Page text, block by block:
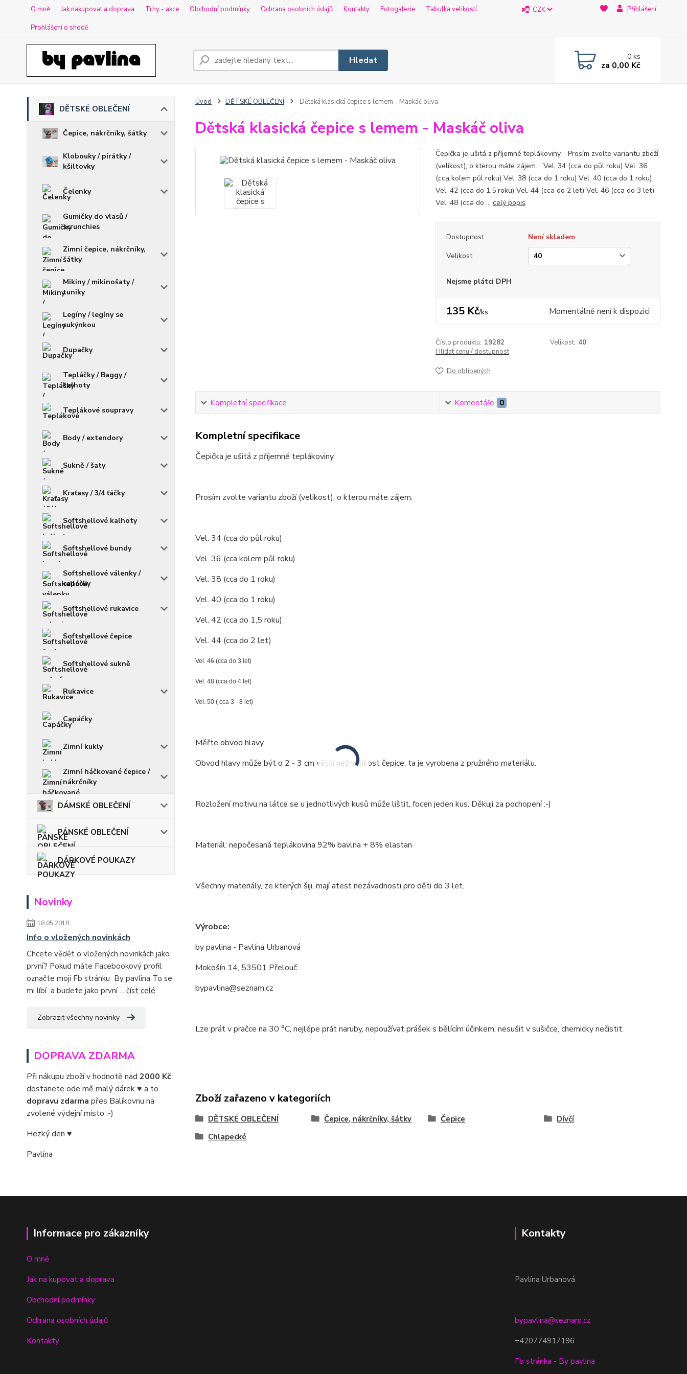
O mně Jak nakupovat a doprava Trhy - akce Obchodní podmínky Ochrana osobních údajů Kontakty Fotogalerie
Tabulka velikostí
Prohlášení o shodě
CZK Přihlášení
Hledat 0ks
za 0,00 Kč
DĚTSKÉ OBLEČENÍ
Čepice, nákrčníky, šátky
Klobouky / pirátky /
kšiltovky
Čelenky
Gumičky do vlasů /
scrunchies
Zimní čepice, nákrčníky,
šátky
Mikiny / mikinošaty /
tuniky
Legíny / legíny se
sukýnkou
Dupačky
Tepláčky / Baggy /
kalhoty
Teplákové soupravy
Body / extendory
Sukně / šaty
Kraťasy / 3/4 ťáčky
Softshellové kalhoty
Softshellové bundy
Softshellové válenky /
capáčky
Softshellové rukavice
Softshellové čepice
Softshellové sukně
Rukavice
Capáčky
Zimní kukly
Zimní háčkované čepice /
nákrčníky
DÁMSKÉ OBLEČENÍ
PÁNSKÉ OBLEČENÍ
DÁRKOVÉ POUKAZY
Novinky
18.05.2018
Info o vložených novinkách
Chcete vědět o vložených novinkách jako
první? Pokud máte Facebookový profil
označte moji Fb stránku By pavlina To se
mi líbí a budete jako první ... číst celé
Zobrazit všechny novinky
DOPRAVA ZDARMA
Při nákupu zboží v hodnotě nad 2000 Kč
dostanete ode mě malý dárek ♥ a to
dopravu zdarma přes Balíkovnu na
zvolené výdejní místo :-)
Hezký den ♥
Pavlína
Úvod DĚTSKÉ OBLEČENÍ Dětská klasická čepice s lemem - Maskáč oliva
Dětská klasická čepice s lemem - Maskáč oliva
Čepička je ušitá z příjemné teplákoviny. Prosím zvolte variantu zboží
(velikost), o kterou máte zájem. Vel. 34 (cca do půl roku) Vel. 36
(cca kolem půl roku) Vel. 38 (cca do 1 roku) Vel. 40 (cca do 1 roku)
Vel. 42 (cca do 1,5 roku) Vel. 44 (cca do 2 let) Vel. 46 (cca do 3 let)
Vel. 48 (cca do ... celý popis
Dostupnost
Není skladem
Velikost
Nejsme plátci DPH
135 Kč/ks Momentálně není k dispozici
Číslo produktu: 19282 Velikost: 40
Hlídat cenu / dostupnost
Do oblíbených
Kompletní specifikace Komentáře 0
Kompletní specifikace
Čepička je ušitá z příjemné teplákoviny.
Prosím zvolte variantu zboží (velikost), o kterou máte zájem.
Vel. 34 (cca do půl roku)
Vel. 36 (cca kolem půl roku)
Vel. 38 (cca do 1 roku)
Vel. 40 (cca do 1 roku)
Vel. 42 (cca do 1,5 roku)
Vel. 44 (cca do 2 let)
Vel. 46 (cca do 3 let)
Vel. 48 (cca do 4 let)
Vel. 50 ( cca 3 - 8 let)
Měřte obvod hlavy.
Obvod hlavy může být o 2 - 3 cm větší než velikost čepice, ta je vyrobena z pružného materiálu.
Rozložení motivu na látce se u jednotlivých kusů může lištit, focen jeden kus. Děkuji za pochopení :-)
Materiál: nepočesaná teplákovina 92% bavlna + 8% elastan
Všechny materiály, ze kterých šiji, mají atest nezávadnosti pro děti do 3 let.
Výrobce:
by pavlina - Pavlína Urbanová
Mokošín 14, 53501 Přelouč
bypavlina@seznam.cz
Lze prát v pračce na 30 °C, nejlépe prát naruby, nepoužívat prášek s bělícím účinkem, nesušit v sušičce, chemicky nečistit.
Zboží zařazeno v kategoriích
DĚTSKÉ OBLEČENÍ Čepice, nákrčníky, šátky Čepice
Dívčí
Chlapecké
Informace pro zákazníky
O mně
Jak na kupovat a doprava
Obchodní podmínky
Ochrana osobních údajů
Kontakty
Kontakty
Pavlína Urbanová
bypavlina@seznam.cz
+420774917196
Fb stránka - By pavlina